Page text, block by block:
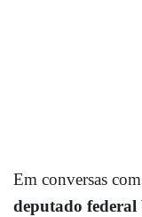
Em conversas
deputado federal